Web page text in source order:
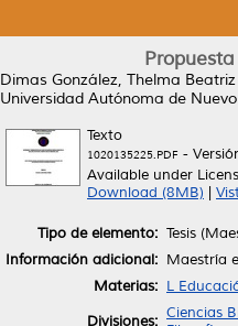
Dimas González, Thelma Beatriz
Universidad Autónoma de
Texto
1020135225.PDF -
Available under
Download (8MB)
Tipo de elemento: Tesis
Información adicional: Maestría
Materias: L
Divisiones: Ciencias